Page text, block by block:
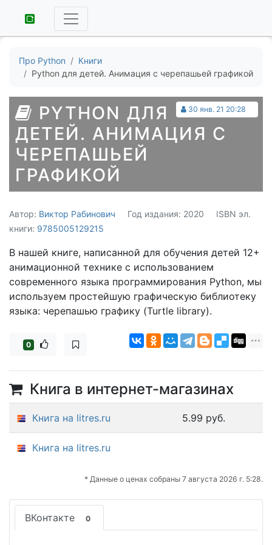
Про Python
Книги
Python для детей. Анимация с черепашьей графикой
30 янв. 21 20:28
PYTHON ДЛЯ
ДЕТЕЙ. АНИМАЦИЯ С
ЧЕРЕПАШЬЕЙ
ГРАФИКОЙ
Автор: Виктор Рабинович Год издания: 2020
ISBN эл.
книги: 9785005129215
В нашей книге, написанной для обучения детей 12+
анимационной технике с использованием
современного языка программирования Python, мы
используем простейшую графическую библиотеку
языка: черепашью графику (Turtle library).
0
Книга в интернет-магазинах
Книга на litres.ru 5.99 руб.
Книга на litres.ru
* Данные о ценах собраны 7 августа 2026 г. 5:28.
ВКонтакте 0